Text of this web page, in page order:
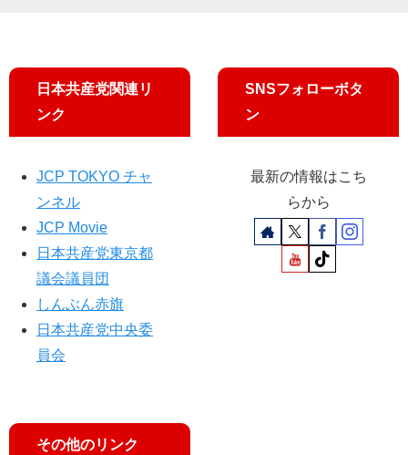
日本共産党関連リ
ンク
JCP TOKYO チャ
ンネル
JCP Movie
日本共産党東京都
議会議員団
しんぶん赤旗
日本共産党中央委
員会
その他のリンク
SNSフォローボタ
ン
最新の情報はこち
らから